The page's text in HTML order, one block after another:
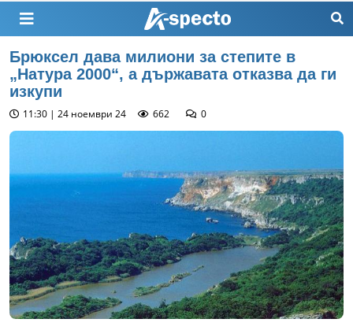
Брюксел дава милиони за степите в
„Натура 2000“, а държавата отказва да ги
изкупи
11:30 | 24 ноември 24 662 0